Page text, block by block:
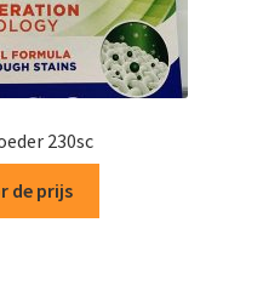
230sc
de prijs